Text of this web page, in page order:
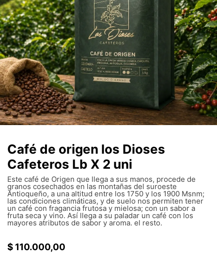
Café de origen los Dioses
Cafeteros Lb X 2 uni
Este café de Origen que llega a sus manos, procede de
granos cosechados en las montañas del suroeste
Antioqueño, a una altitud entre los 1750 y los 1900 Msnm;
las condiciones climáticas, y de suelo nos permiten tener
un café con fragancia frutosa y mielosa; con un sabor a
fruta seca y vino. Así llega a su paladar un café con los
mayores atributos de sabor y aroma. el resto.
$ 110.000,00